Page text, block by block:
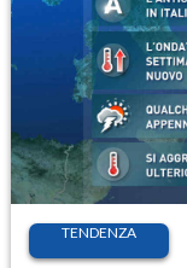
TENDENZA